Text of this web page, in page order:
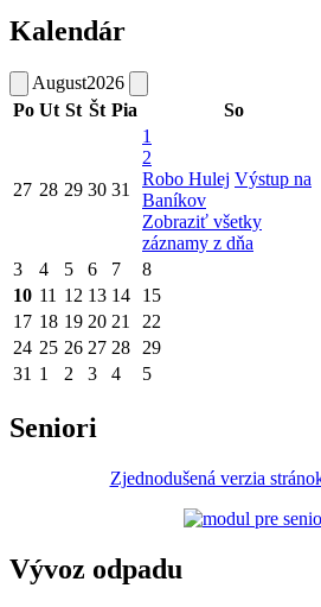
Kalendár
August2026
Po Ut St Št Pia So
27 28 29 30 31
1
2
Robo Hulej Výstup na
Baníkov
Zobraziť všetky
záznamy z dňa
3
4 5 6 7 8
10 11 12 13 14 15
17 18 19 20 21 22
24 25 26 27 28 29
31 1 2 3 4 5
Seniori
Zjednodušená verzia
Vývoz odpadu